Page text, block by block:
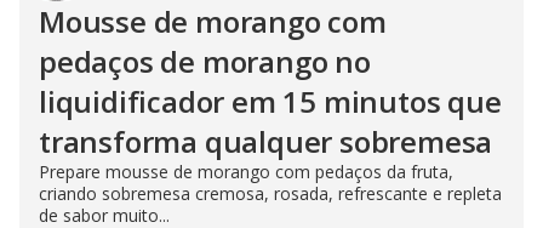
Mousse de morango com
pedaços de morango no
liquidificador em 15 minutos que
transforma qualquer sobremesa
Prepare mousse de morango com pedaços da fruta,
criando sobremesa cremosa, rosada, refrescante e repleta
de sabor muito...